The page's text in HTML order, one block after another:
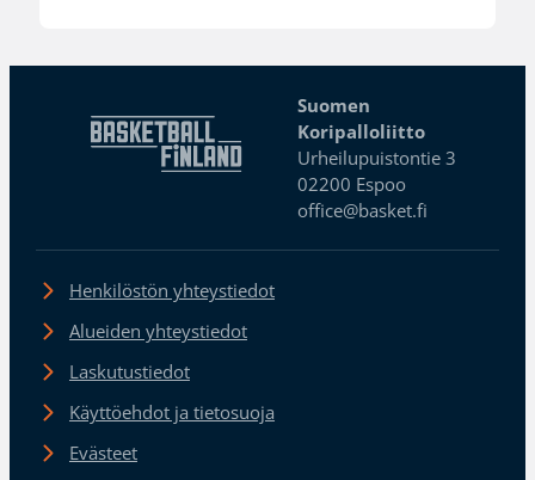
Suomen
Koripalloliitto
Urheilupuistontie 3
02200 Espoo
office@basket.fi
Henkilöstön yhteystiedot
Alueiden yhteystiedot
Laskutustiedot
Käyttöehdot ja tietosuoja
Evästeet